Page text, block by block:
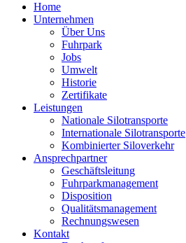
Home
Unternehmen
Über Uns
Fuhrpark
Jobs
Umwelt
Historie
Zertifikate
Leistungen
Nationale Silotransporte
Internationale Silotransporte
Kombinierter Siloverkehr
Ansprechpartner
Geschäftsleitung
Fuhrparkmanagement
Disposition
Qualitätsmanagement
Rechnungswesen
Kontakt